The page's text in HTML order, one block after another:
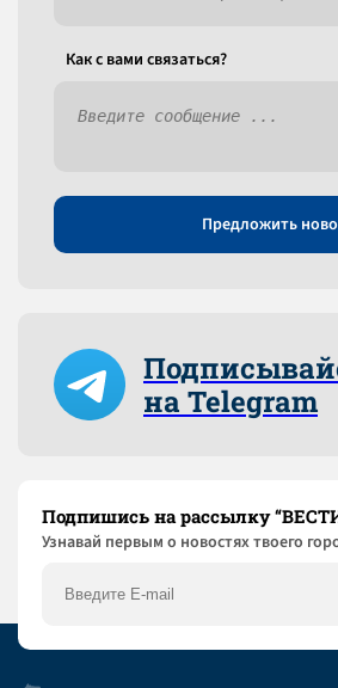
Как c вами связаться?
Предложить
на Telegram
Подпишись на рассылку
Узнaвай первым о новостях твоего